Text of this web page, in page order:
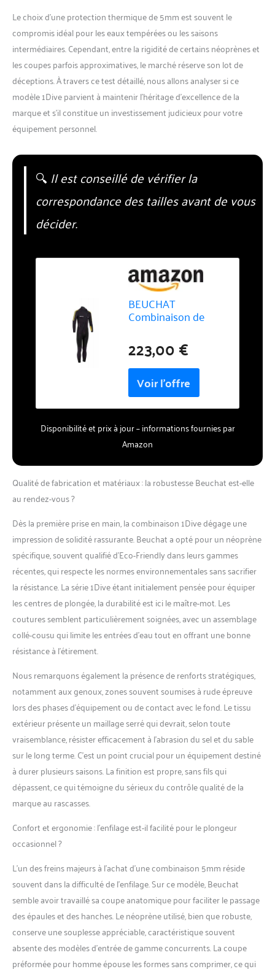
Le choix d’une protection thermique de 5mm est souvent le
compromis idéal pour les eaux tempérées ou les saisons
intermédiaires. Cependant, entre la rigidité de certains néoprènes et
les coupes parfois approximatives, le marché réserve son lot de
déceptions. À travers ce test détaillé, nous allons analyser si ce
modèle 1Dive parvient à maintenir l’héritage d’excellence de la
marque et s’il constitue un investissement judicieux pour votre
équipement personnel.
🔍 Il est conseillé de vérifier la
correspondance des tailles avant de vous
décider.
BEUCHAT
Combinaison de
Homme 5mm
223,00 €
Disponibilité et prix à jour – informations fournies par
Amazon
Qualité de fabrication et matériaux : la robustesse Beuchat est-elle
au rendez-vous ?
Dès la première prise en main, la combinaison 1Dive dégage une
impression de solidité rassurante. Beuchat a opté pour un néoprène
spécifique, souvent qualifié d’Eco-Friendly dans leurs gammes
récentes, qui respecte les normes environnementales sans sacrifier
la résistance. La série 1Dive étant initialement pensée pour équiper
les centres de plongée, la durabilité est ici le maître-mot. Les
coutures semblent particulièrement soignées, avec un assemblage
collé-cousu qui limite les entrées d’eau tout en offrant une bonne
résistance à l’étirement.
Nous remarquons également la présence de renforts stratégiques,
notamment aux genoux, zones souvent soumises à rude épreuve
lors des phases d’équipement ou de contact avec le fond. Le tissu
extérieur présente un maillage serré qui devrait, selon toute
vraisemblance, résister efficacement à l’abrasion du sel et du sable
sur le long terme. C’est un point crucial pour un équipement destiné
à durer plusieurs saisons. La finition est propre, sans fils qui
dépassent, ce qui témoigne du sérieux du contrôle qualité de la
marque au rascasses.
Confort et ergonomie : l’enfilage est-il facilité pour le plongeur
occasionnel ?
L’un des freins majeurs à l’achat d’une combinaison 5mm réside
souvent dans la difficulté de l’enfilage. Sur ce modèle, Beuchat
semble avoir travaillé sa coupe anatomique pour faciliter le passage
des épaules et des hanches. Le néoprène utilisé, bien que robuste,
conserve une souplesse appréciable, caractéristique souvent
absente des modèles d’entrée de gamme concurrents. La coupe
préformée pour homme épouse les formes sans comprimer, ce qui